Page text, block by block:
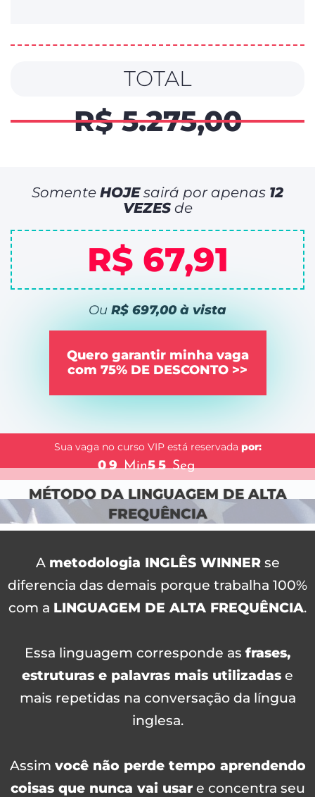
TOTAL
R$ 5.275,00
Somente HOJEsairá por apenas 12
VEZESde
R$ 67,91
Ou R$ 697,00 à vista
Quero garantir minha vaga
com 75% DE DESCONTO >>
Garanta já a sua vaga clicando no botão acima
aproveitar essa oportunidade única.
Sua vaga no curso VIP está reservada por:
09 Min55 Seg
MÉTODO DA LINGUAGEM DE ALTA
FREQUÊNCIA
A metodologia INGLÊS WINNERse
diferencia das demais porque trabalha 100%
com a LINGUAGEM DE ALTA FREQUÊNCIA.
Essa linguagem corresponde as frases,
estruturas e palavras mais utilizadas e
mais repetidas na conversação da língua
inglesa.
Assim você não perde tempo aprendendo
coisas que nunca vai usare concentra seu